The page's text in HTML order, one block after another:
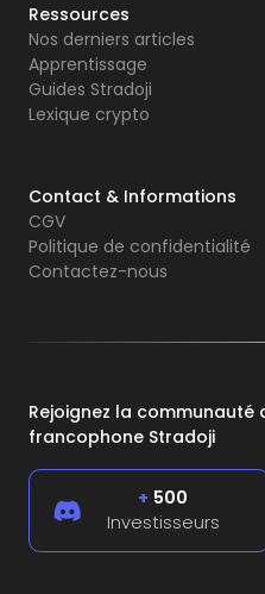
Ressources
Nos derniers articles
Apprentissage
Guides Stradoji
Lexique crypto
Contact & Informations
CGV
Politique de confidentialité
Contactez-nous
Rejoignez la communauté
francophone Stradoji
+ 500
Investisseurs